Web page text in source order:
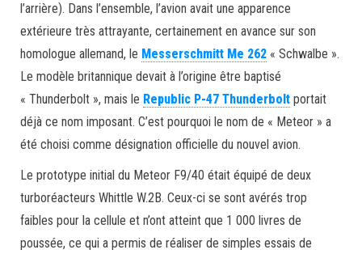
l’arrière). Dans l’ensemble, l’avion avait une apparence
extérieure très attrayante, certainement en avance sur son
homologue allemand, le Messerschmitt Me 262 « Schwalbe ».
Le modèle britannique devait à l’origine être baptisé
« Thunderbolt », mais le Republic P-47 Thunderbolt portait
déjà ce nom imposant. C’est pourquoi le nom de « Meteor » a
été choisi comme désignation officielle du nouvel avion.
Le prototype initial du Meteor F9/40 était équipé de deux
turboréacteurs Whittle W.2B. Ceux-ci se sont avérés trop
faibles pour la cellule et n’ont atteint que 1 000 livres de
poussée, ce qui a permis de réaliser de simples essais de